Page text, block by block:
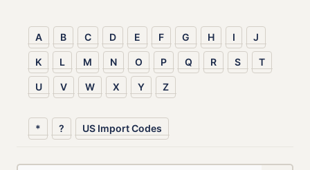
A B C D E F G H I J
K L M N O P Q R S T
U V W X Y Z
* ? US Import Codes